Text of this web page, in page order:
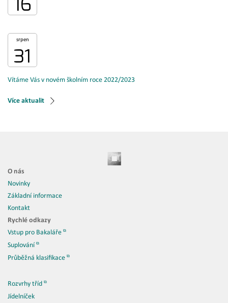
srpen
31
Vítáme Vás v novém školním roce 2022/2023
Více aktualit
O nás
Novinky
Základní informace
Kontakt
Rychlé odkazy
Vstup pro Bakaláře
Suplování
Průběžná klasifikace
Rozvrhy tříd
Jídelníček